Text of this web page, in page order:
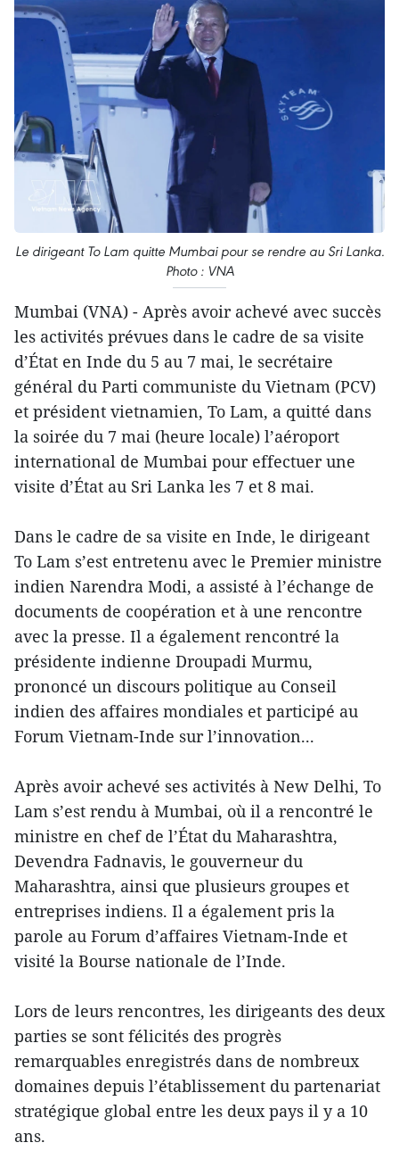
Le dirigeant To Lam quitte Mumbai pour se rendre au Sri Lanka.
Photo : VNA
Mumbai (VNA) - Après avoir achevé avec succès
les activités prévues dans le cadre de sa visite
d’État en Inde du 5 au 7 mai, le secrétaire
général du Parti communiste du Vietnam (PCV)
et président vietnamien, To Lam, a quitté dans
la soirée du 7 mai (heure locale) l’aéroport
international de Mumbai pour effectuer une
visite d’État au Sri Lanka les 7 et 8 mai.
Dans le cadre de sa visite en Inde, le dirigeant
To Lam s’est entretenu avec le Premier ministre
indien Narendra Modi, a assisté à l’échange de
documents de coopération et à une rencontre
avec la presse. Il a également rencontré la
présidente indienne Droupadi Murmu,
prononcé un discours politique au Conseil
indien des affaires mondiales et participé au
Forum Vietnam-Inde sur l’innovation...
Après avoir achevé ses activités à New Delhi, To
Lam s’est rendu à Mumbai, où il a rencontré le
ministre en chef de l’État du Maharashtra,
Devendra Fadnavis, le gouverneur du
Maharashtra, ainsi que plusieurs groupes et
entreprises indiens. Il a également pris la
parole au Forum d’affaires Vietnam-Inde et
visité la Bourse nationale de l’Inde.
Lors de leurs rencontres, les dirigeants des deux
parties se sont félicités des progrès
remarquables enregistrés dans de nombreux
domaines depuis l’établissement du partenariat
stratégique global entre les deux pays il y a 10
ans.